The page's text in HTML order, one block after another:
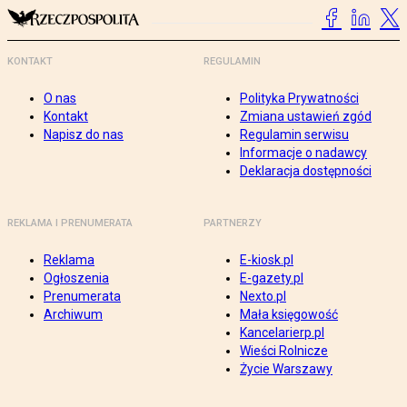
KONTAKT
O nas
Kontakt
Napisz do nas
REGULAMIN
Polityka Prywatności
Zmiana ustawień zgód
Regulamin serwisu
Informacje o nadawcy
Deklaracja dostępności
REKLAMA I PRENUMERATA
Reklama
Ogłoszenia
Prenumerata
Archiwum
PARTNERZY
E-kiosk.pl
E-gazety.pl
Nexto.pl
Mała księgowość
Kancelarierp.pl
Wieści Rolnicze
Życie Warszawy